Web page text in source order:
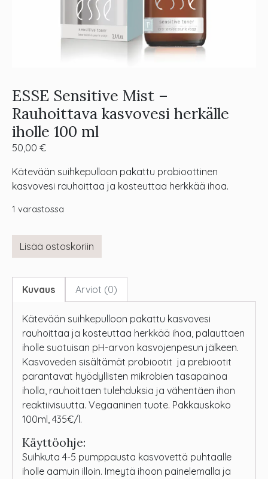
ESSE Sensitive Mist –
Rauhoittava kasvovesi herkälle
iholle 100 ml
50,00 €
Kätevään suihkepulloon pakattu probioottinen
kasvovesi rauhoittaa ja kosteuttaa herkkää ihoa.
1 varastossa
Lisää ostoskoriin
Kuvaus Arviot (0)
Kätevään suihkepulloon pakattu kasvovesi
rauhoittaa ja kosteuttaa herkkää ihoa, palauttaen
iholle suotuisan pH-arvon kasvojenpesun jälkeen.
Kasvoveden sisältämät probiootit ja prebiootit
parantavat hyödyllisten mikrobien tasapainoa
iholla, rauhoittaen tulehduksia ja vähentäen ihon
reaktiivisuutta. Vegaaninen tuote. Pakkauskoko
100ml, 435€/l.
Käyttöohje:
Suihkuta 4-5 pumppausta kasvovettä puhtaalle
iholle aamuin illoin. Imeytä ihoon painelemalla ja